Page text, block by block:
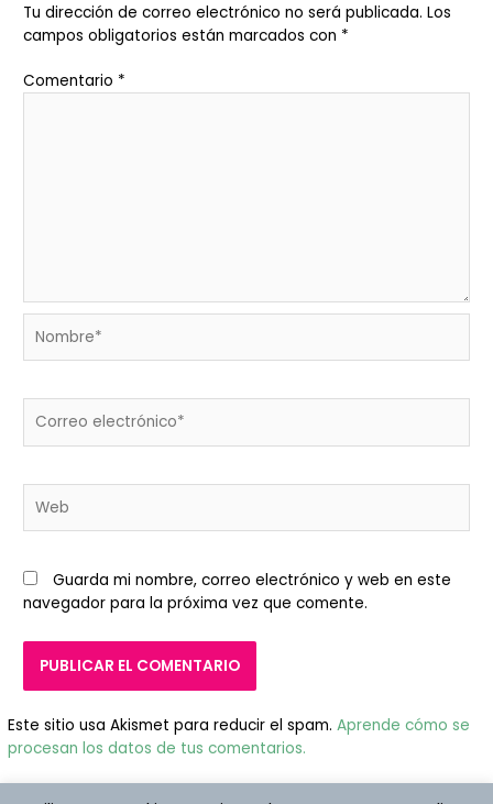
Tu dirección de correo electrónico no será publicada. Los
campos obligatorios están marcados con *
Comentario *
electrónico*
Guarda mi nombre, correo electrónico y web en este
navegador para la próxima vez que comente.
Este sitio usa Akismet para reducir el spam.Aprende cómo se
procesan los datos de tus comentarios.